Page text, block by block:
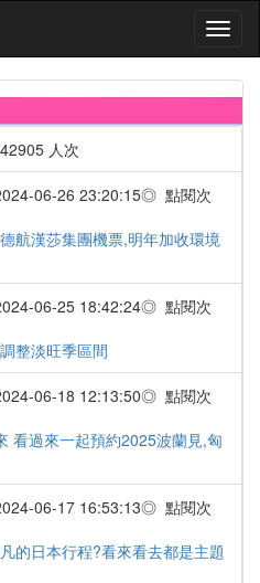
人次
06-26 23:20:15◎ 點閱次
航漢莎集團機票,明年加收環境
06-25 18:42:24◎ 點閱次
整淡旺季區間
06-18 12:13:50◎ 點閱次
看過來一起預約2025波蘭見,匈
06-17 16:53:13◎ 點閱次
的日本行程?看來看去都是主題